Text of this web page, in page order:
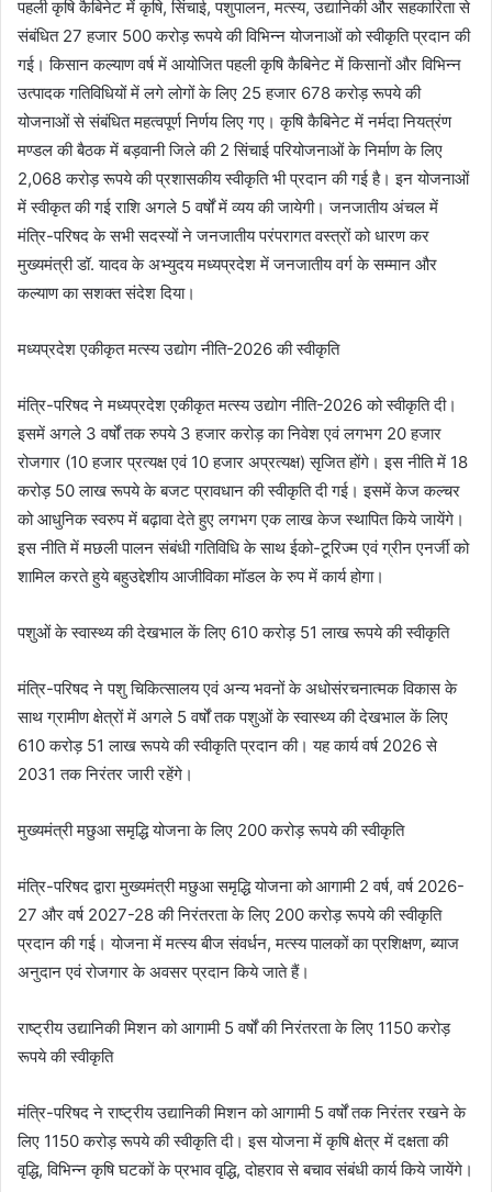
पहली कृषि कैबिनेट में कृषि, सिंचाई, पशुपालन, मत्स्य, उद्यानिकी और सहकारिता से
संबंधित 27 हजार 500 करोड़ रूपये की विभिन्न योजनाओं को स्वीकृति प्रदान की
गई। किसान कल्याण वर्ष में आयोजित पहली कृषि कैबिनेट में किसानों और विभिन्न
उत्पादक गतिविधियों में लगे लोगों के लिए 25 हजार 678 करोड़ रूपये की
योजनाओं से संबंधित महत्वपूर्ण निर्णय लिए गए। कृषि कैबिनेट में नर्मदा नियत्रंण
मण्डल की बैठक में बड़वानी जिले की 2 सिंचाई परियोजनाओं के निर्माण के लिए
2,068 करोड़ रूपये की प्रशासकीय स्वीकृति भी प्रदान की गई है। इन योजनाओं
में स्वीकृत की गई राशि अगले 5 वर्षों में व्यय की जायेगी। जनजातीय अंचल में
मंत्रि-परिषद के सभी सदस्यों ने जनजातीय परंपरागत वस्त्रों को धारण कर
मुख्यमंत्री डॉ. यादव के अभ्युदय मध्यप्रदेश में जनजातीय वर्ग के सम्मान और
कल्याण का सशक्त संदेश दिया।
मध्यप्रदेश एकीकृत मत्‍स्‍य उद्योग नीति-2026 की स्वीकृति
मंत्रि-परिषद ने मध्यप्रदेश एकीकृत मत्‍स्‍य उद्योग नीति-2026 को स्वीकृति दी।
इसमें अगले 3 वर्षों तक रुपये 3 हजार करोड़ का निवेश एवं लगभग 20 हजार
रोजगार (10 हजार प्रत्यक्ष एवं 10 हजार अप्रत्यक्ष) सृजित होंगे। इस नीति में 18
करोड़ 50 लाख रूपये के बजट प्रावधान की स्वीकृति दी गई। इसमें केज कल्चर
को आधुनिक स्वरुप में बढ़ावा देते हुए लगभग एक लाख केज स्थापित किये जायेंगे।
इस नीति में मछली पालन संबंधी गतिविधि के साथ ईको-टूरिज्म एवं ग्रीन एनर्जी को
शामिल करते हुये बहुउद्देशीय आजीविका मॉडल के रुप में कार्य होगा।
पशुओं के स्वास्थ्य की देखभाल कें लिए 610 करोड़ 51 लाख रूपये की स्वीकृति
मंत्रि-परिषद ने पशु चिकित्सालय एवं अन्य भवनों के अधोसंरचनात्मक विकास के
साथ ग्रामीण क्षेत्रों में अगले 5 वर्षों तक पशुओं के स्वास्थ्य की देखभाल कें लिए
610 करोड़ 51 लाख रूपये की स्वीकृति प्रदान की। यह कार्य वर्ष 2026 से
2031 तक निरंतर जारी रहेंगे।
मुख्यमंत्री मछुआ समृद्धि योजना के लिए 200 करोड़ रूपये की स्वीकृति
मंत्रि-परिषद द्वारा मुख्यमंत्री मछुआ समृद्धि योजना को आगामी 2 वर्ष, वर्ष 2026-
27 और वर्ष 2027-28 की निरंतरता के लिए 200 करोड़ रूपये की स्वीकृति
प्रदान की गई। योजना में मत्स्य बीज संवर्धन, मत्स्य पालकों का प्रशिक्षण, ब्याज
अनुदान एवं रोजगार के अवसर प्रदान किये जाते हैं।
राष्ट्रीय उ‌द्यानिकी मिशन को आगामी 5 वर्षों की निरंतरता के लिए 1150 करोड़
रूपये की स्वीकृति
मंत्रि-परिषद ने राष्ट्रीय उ‌द्यानिकी मिशन को आगामी 5 वर्षों तक निरंतर रखने के
लिए 1150 करोड़ रूपये की स्वीकृति दी। इस योजना में कृषि क्षेत्र में दक्षता की
वृद्धि, विभिन्न कृषि घटकों के प्रभाव वृद्धि, दोहराव से बचाव संबंधी कार्य किये जायेंगे।